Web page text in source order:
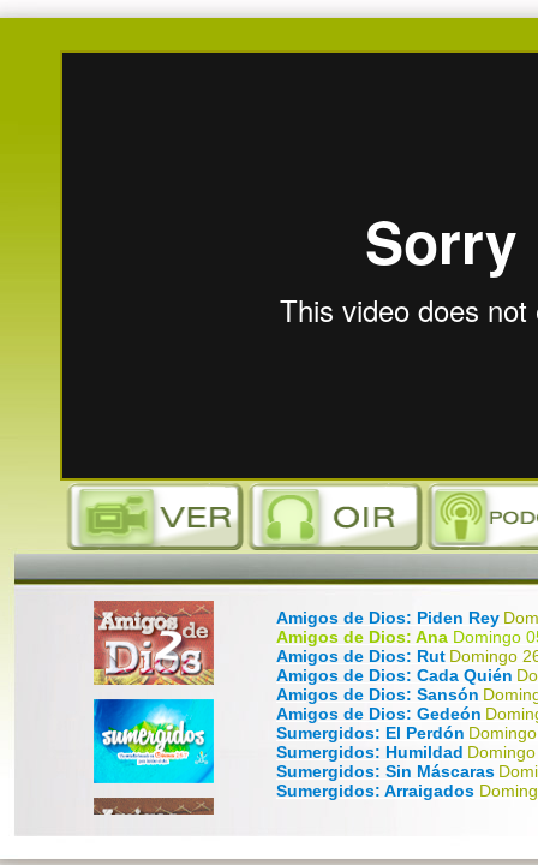
Amigos de Dios: Piden Rey
Amigos de Dios: Ana Domingo
Amigos de Dios: Rut Domingo
Amigos de Dios: Cada Quién
Amigos de Dios: Sansón
Amigos de Dios: Gedeón
Sumergidos: El Perdón
Sumergidos: Humildad
Sumergidos: Sin Máscaras
Sumergidos: Arraigados